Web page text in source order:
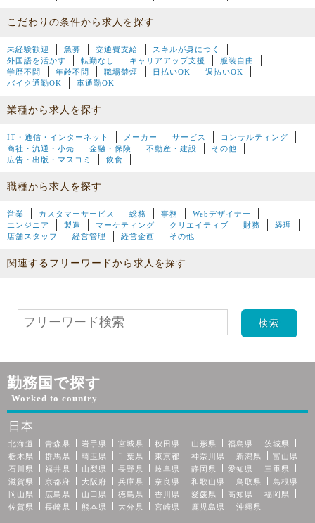
こだわりの条件から求人を探す
未経験歓迎 急募 交通費支給
スキルが身につく
外国語を活かす
転勤なし キャリアアップ支援
服装自由
学歴不問
年齢不問 職場禁煙 日払いOK
週払いOK
バイク通勤OK
車通勤OK
業種から求人を探す
IT・通信・インターネット メーカー サービス
コンサルティング
商社・流通・小売
金融・保険 不動産・建設
その他
広告・出版・マスコミ
飲食
職種から求人を探す
営業 カスタマーサービス 総務 事務
Webデザイナー
エンジニア
製造 マーケティング クリエイティブ 財務
経理
店舗スタッフ
経営管理 経営企画 その他
関連するフリーワードから求人を探す
勤務国で探す
Worked to country
日本
北海道 青森県 岩手県 宮城県 秋田県 山形県 福島県
茨城県
栃木県
群馬県 埼玉県 千葉県 東京都 神奈川県 新潟県
富山県
石川県
福井県 山梨県 長野県 岐阜県 静岡県 愛知県
三重県
滋賀県
京都府 大阪府 兵庫県 奈良県 和歌山県 鳥取県
島根県
岡山県
広島県 山口県 徳島県 香川県 愛媛県 高知県
福岡県
佐賀県
長崎県 熊本県 大分県 宮崎県 鹿児島県 沖縄県